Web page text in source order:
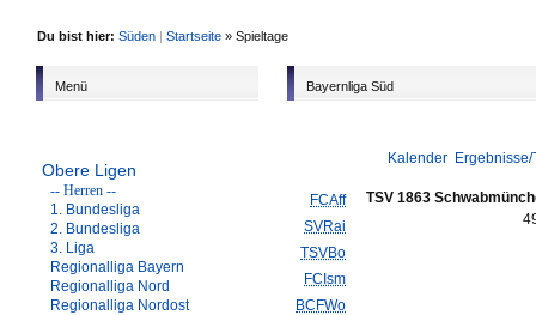
Du bist hier: Süden | Startseite » Spieltage
Menü
Obere Ligen
-- Herren --
1. Bundesliga
2. Bundesliga
3. Liga
Regionalliga Bayern
Regionalliga Nord
Regionalliga Nordost
Bayernliga Süd
Kalender
FCAff
SVRai
TSVBo
FCIsm
BCFWo
TSV 1863